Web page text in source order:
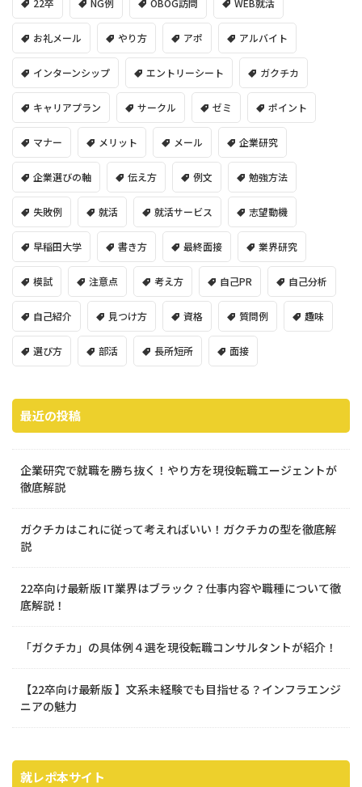
22卒 NG例 OBOG訪問 WEB就活
お礼メール やり方 アポ アルバイト
インターンシップ エントリーシート ガクチカ
キャリアプラン サークル ゼミ ポイント
マナー メリット メール 企業研究
企業選びの軸 伝え方 例文 勉強方法
失敗例 就活 就活サービス 志望動機
早稲田大学 書き方 最終面接 業界研究
模試 注意点 考え方 自己PR 自己分析
自己紹介 見つけ方 資格 質問例 趣味
選び方 部活 長所短所 面接
最近の投稿
企業研究で就職を勝ち抜く！やり方を現役転職エージェントが
徹底解説
ガクチカはこれに従って考えればいい！ガクチカの型を徹底解
説
22卒向け最新版 IT業界はブラック？仕事内容や職種について徹
底解説！
「ガクチカ」の具体例４選を現役転職コンサルタントが紹介！
【22卒向け最新版 】文系未経験でも目指せる？インフラエンジ
ニアの魅力
就レポ本サイト